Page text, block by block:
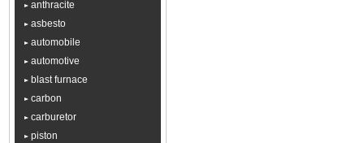
anthracite
asbesto
automobile
automotive
blast furnace
carbon
carburetor
piston